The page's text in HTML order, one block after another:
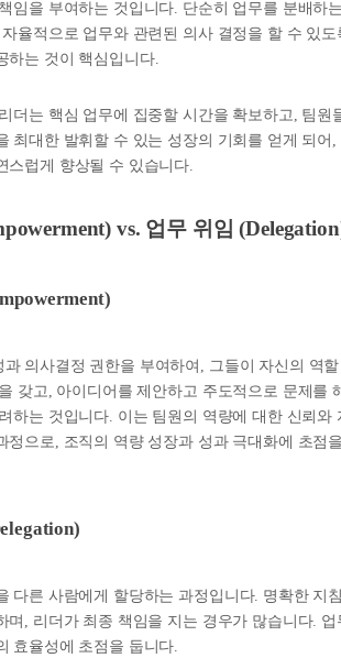
임을 부여하는 것입니다. 단순히 업무를 분배하
율적으로 업무와 관련된 의사 결정을 할 수 있도
하는 것이 핵심입니다.
더는 핵심 업무에 집중할 시간을 확보하고, 팀원
최대한 발휘할 수 있는 성장의 기회를 얻게 되어,
스럽게 향상될 수 있습니다.
vs. 업무 위임
과 의사결정 권한을 부여하여, 그들이 자신의 역할
갖고, 아이디어를 제안하고 주도적으로 문제를
하는 것입니다. 이는 팀원의 역량에 대한 신뢰와
정으로, 조직의 역량 성장과 성과 극대화에 초점
다른 사람에게 할당하는 과정입니다. 명확한 지
며, 리더가 최종 책임을 지는 경우가 많습니다. 업
효율성에 초점을 둡니다.